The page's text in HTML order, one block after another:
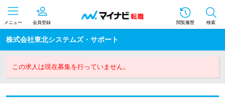
メニュー 会員登録 閲覧履歴 検索
株式会社東北システムズ・サポート
この求人は現在募集を行っていません。